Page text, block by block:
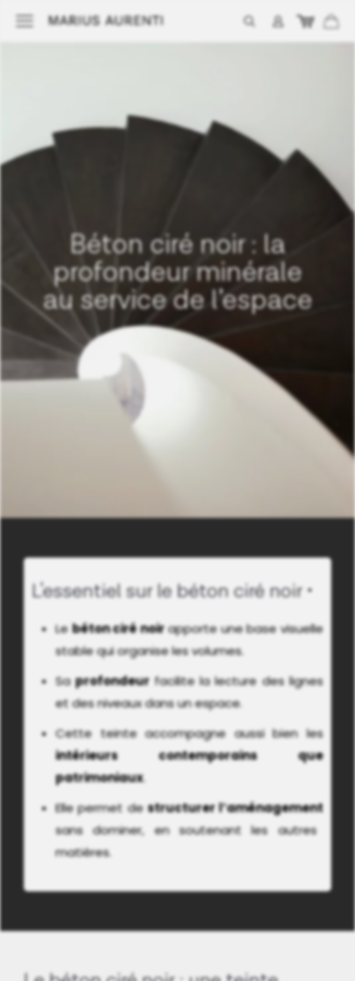
Béton ciré noir : la
profondeur minérale
au service de l’espace
L'essentiel sur le béton ciré noir
Lebéton ciré noirapporte une base visuelle
stable qui organise les volumes.
Saprofondeurfacilite la lecture des lignes
et des niveaux dans un espace.
Cette teinte accompagne aussi bien les
intérieurs contemporains
que
patrimoniaux.
Elle permet destructurer l’aménagement
sans dominer, en soutenant les autres
matières.